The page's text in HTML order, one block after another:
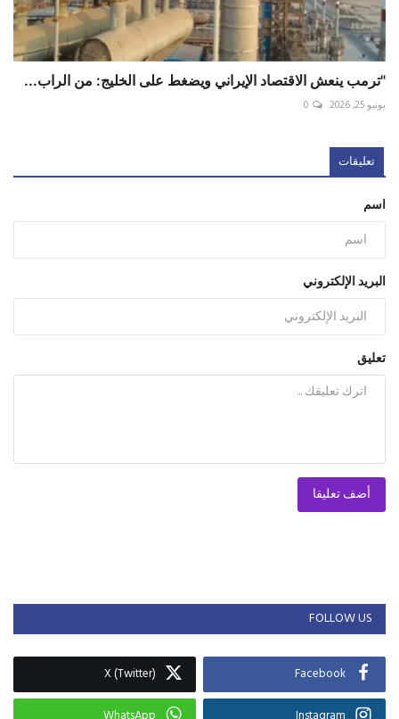
"ترمب ينعش الاقتصاد الإيراني ويضغط على الخليج: من الراب...
يونيو 25, 2026 0
تعليقات
اسم
البريد الإلكتروني
تعليق
أضف تعليقا
FOLLOW US
Facebook
X (Twitter)